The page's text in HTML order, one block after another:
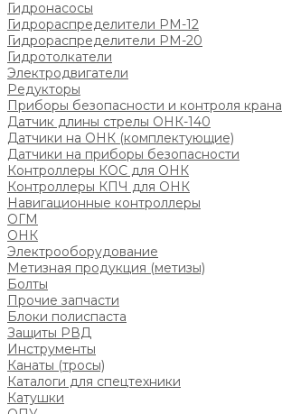
Гидронасосы
Гидрораспределители РМ-12
Гидрораспределители РМ-20
Гидротолкатели
Электродвигатели
Редукторы
Приборы безопасности и контроля крана
Датчик длины стрелы ОНК-140
Датчики на ОНК (комплектующие)
Датчики на приборы безопасности
Контроллеры КОС для ОНК
Контроллеры КПЧ для ОНК
Навигационные контроллеры
ОГМ
ОНК
Электрооборудование
Метизная продукция (метизы)
Болты
Прочие запчасти
Блоки полиспаста
Защиты РВД
Инструменты
Канаты (тросы)
Каталоги для спецтехники
Катушки